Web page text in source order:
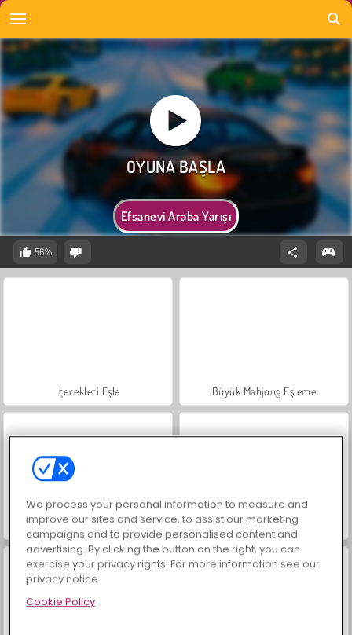
Efsanevi Araba Yarışı
56%
İçecekleri Eşle Büyük Mahjong Eşleme
Mücevher Bahçesi Hikayesi Moda Prensesleri
We process your personal information to measure and
improve our sites and service, to assist our marketing
campaigns and to provide personalised content and
advertising. By clicking the button on the right, you can
exercise your privacy rights. For more information see our
privacy notice
Cookie Policy